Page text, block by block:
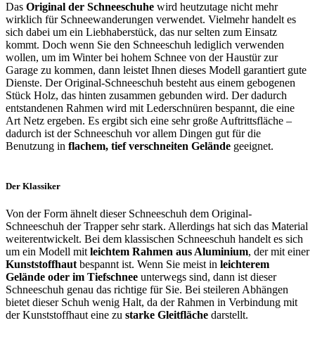
Das Original der Schneeschuhe wird heutzutage nicht mehr
wirklich für Schneewanderungen verwendet. Vielmehr handelt es
sich dabei um ein Liebhaberstück, das nur selten zum Einsatz
kommt. Doch wenn Sie den Schneeschuh lediglich verwenden
wollen, um im Winter bei hohem Schnee von der Haustür zur
Garage zu kommen, dann leistet Ihnen dieses Modell garantiert gute
Dienste. Der Original-Schneeschuh besteht aus einem gebogenen
Stück Holz, das hinten zusammen gebunden wird. Der dadurch
entstandenen Rahmen wird mit Lederschnüren bespannt, die eine
Art Netz ergeben. Es ergibt sich eine sehr große Auftrittsfläche –
dadurch ist der Schneeschuh vor allem Dingen gut für die
Benutzung in flachem, tief verschneiten Gelände geeignet.
Der Klassiker
Von der Form ähnelt dieser Schneeschuh dem Original-
Schneeschuh der Trapper sehr stark. Allerdings hat sich das Material
weiterentwickelt. Bei dem klassischen Schneeschuh handelt es sich
um ein Modell mitleichtem Rahmen aus Aluminium, der mit einer
Kunststoffhautbespannt ist. Wenn Sie meist in leichterem
Gelände oder im Tiefschnee unterwegs sind, dann ist dieser
Schneeschuh genau das richtige für Sie. Bei steileren Abhängen
bietet dieser Schuh wenig Halt, da der Rahmen in Verbindung mit
der Kunststoffhaut eine zu starke Gleitfläche darstellt.